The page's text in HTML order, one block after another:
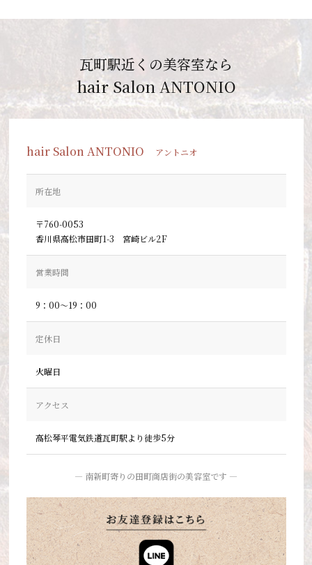
瓦町駅近くの美容室なら
hair Salon ANTONIO
hair Salon ANTONIO アントニオ
所在地
〒760-0053
香川県高松市田町1-3 宮崎ビル2F
営業時間
9：00～19：00
定休日
火曜日
アクセス
高松琴平電気鉄道瓦町駅より徒歩5分
― 南新町寄りの田町商店街の美容室です ―